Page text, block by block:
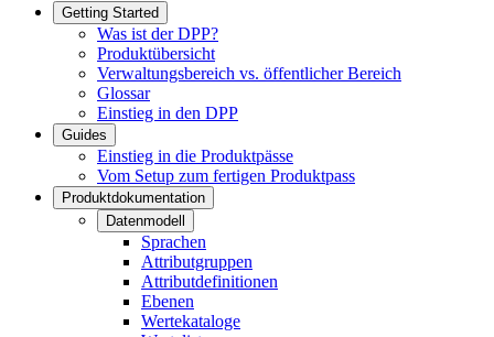
Getting Started
Was ist der DPP?
Produktübersicht
Verwaltungsbereich vs. öffentlicher Bereich
Glossar
Einstieg in den DPP
Guides
Einstieg in die Produktpässe
Vom Setup zum fertigen Produktpass
Produktdokumentation
Datenmodell
Sprachen
Attributgruppen
Attributdefinitionen
Ebenen
Wertekataloge